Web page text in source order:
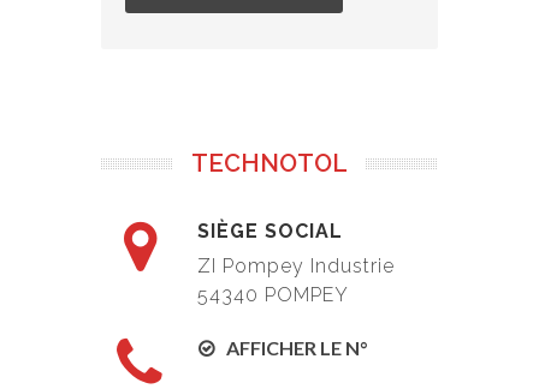
TECHNOTOL
SIÈGE SOCIAL
ZI Pompey Industrie
54340 POMPEY
AFFICHER LE N°